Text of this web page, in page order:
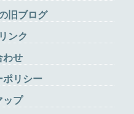
旧ブログ
ンク
わせ
ポリシー
ップ